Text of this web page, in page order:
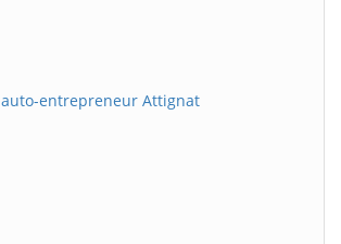
entrepreneur Attignat